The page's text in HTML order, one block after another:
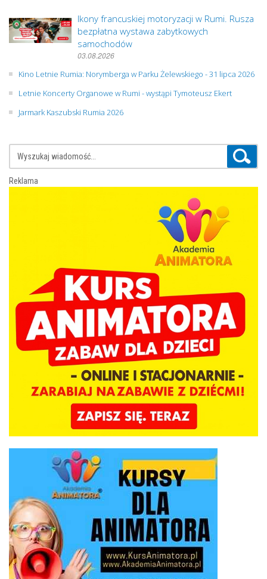
Ikony francuskiej motoryzacji w Rumi. Rusza
bezpłatna wystawa zabytkowych
samochodów
03.08.2026
Kino Letnie Rumia: Norymberga w Parku Żelewskiego - 31 lipca 2026
Letnie Koncerty Organowe w Rumi - wystąpi Tymoteusz Ekert
Jarmark Kaszubski Rumia 2026
Reklama